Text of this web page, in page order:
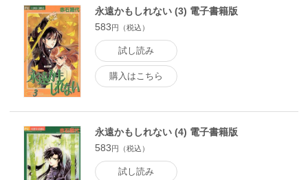
永遠かもしれない (3) 電子書籍版
583円（税込）
試し読み
購入はこちら
永遠かもしれない (4) 電子書籍版
583円（税込）
試し読み